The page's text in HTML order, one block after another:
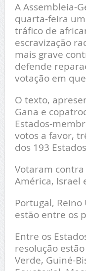
A Assembleia-
quarta-feira
tráfico de
escravização
mais grave
defende
votação em
O texto,
Gana e
Estados-
votos a favor,
dos 193
Votaram contra
América, Israel
Portugal, Reino
estão entre os
Entre os
resolução
Verde, Guiné-